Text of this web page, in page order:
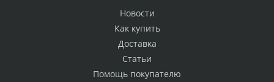
Новости
Как купить
Доставка
Статьи
Помощь покупателю